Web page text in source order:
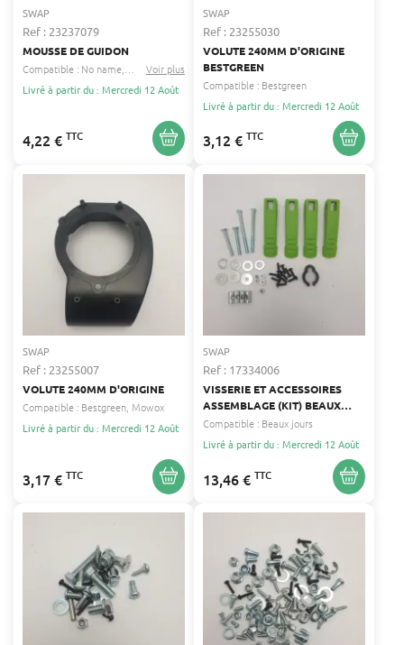
SWAP
Ref : 23237079
MOUSSE DE GUIDON
Compatible : No name Bestgreen expert ...
Voir plus
Livré à partir du : Mercredi 12 Août
4,22 € TTC
SWAP
Ref : 23255030
VOLUTE 240MM D'ORIGINE
BESTGREEN
Compatible : Bestgreen
Livré à partir du : Mercredi 12 Août
3,12 € TTC
SWAP
Ref : 23255007
VOLUTE 240MM D'ORIGINE
Compatible : Bestgreen Mowox
Livré à partir du : Mercredi 12 Août
3,17 € TTC
SWAP
Ref : 17334006
VISSERIE ET ACCESSOIRES
ASSEMBLAGE (KIT) BEAUX
JOURS
Compatible : Beaux jours
Livré à partir du : Mercredi 12 Août
13,46 € TTC